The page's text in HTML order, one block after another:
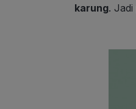
karung. Jadi